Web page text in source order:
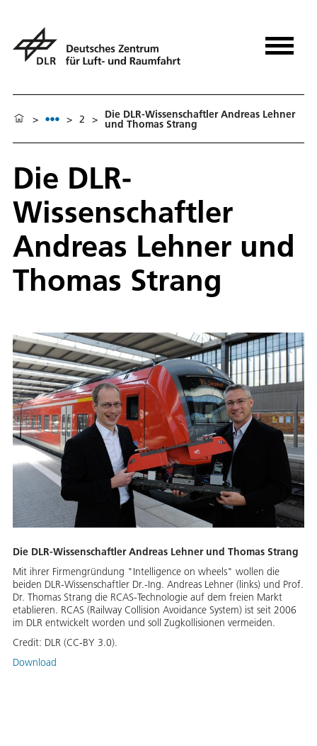
> > 2 > Die DLR-Wissenschaftler Andreas Lehner
und Thomas Strang
Die DLR-
Wissenschaftler
Andreas Lehner und
Thomas Strang
Die DLR-Wissenschaftler Andreas Lehner und Thomas Strang
Mit ihrer Firmengründung "Intelligence on wheels" wollen die
beiden DLR-Wissenschaftler Dr.-Ing. Andreas Lehner (links) und Prof.
Dr. Thomas Strang die RCAS-Technologie auf dem freien Markt
etablieren. RCAS (Railway Collision Avoidance System) ist seit 2006
im DLR entwickelt worden und soll Zugkollisionen vermeiden.
Credit: DLR (CC-BY 3.0).
Download